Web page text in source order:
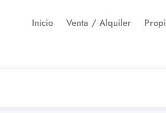
Inicio Venta / Alquiler